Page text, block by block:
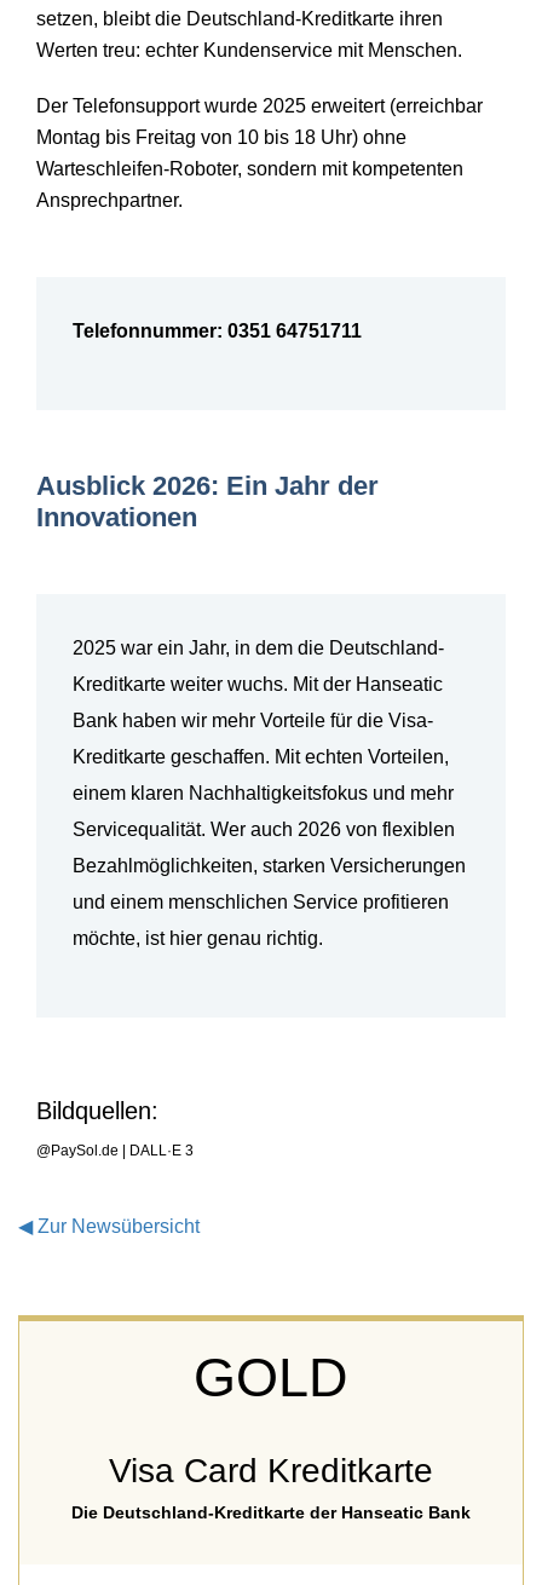
setzen, bleibt die Deutschland-Kreditkarte ihren
Werten treu: echter Kundenservice mit Menschen.
Der Telefonsupport wurde 2025 erweitert (erreichbar
Montag bis Freitag von 10 bis 18 Uhr) ohne
Warteschleifen-Roboter, sondern mit kompetenten
Ansprechpartner.
Telefonnummer: 0351 64751711
Ausblick 2026: Ein Jahr der
Innovationen
2025 war ein Jahr, in dem die Deutschland-
Kreditkarte weiter wuchs. Mit der Hanseatic
Bank haben wir mehr Vorteile für die Visa-
Kreditkarte geschaffen. Mit echten Vorteilen,
einem klaren Nachhaltigkeitsfokus und mehr
Servicequalität. Wer auch 2026 von flexiblen
Bezahlmöglichkeiten, starken Versicherungen
und einem menschlichen Service profitieren
möchte, ist hier genau richtig.
Bildquellen:
@PaySol.de | DALL·E 3
◀Zur Newsübersicht
GOLD
Visa Card Kreditkarte
Die Deutschland-Kreditkarte der Hanseatic Bank